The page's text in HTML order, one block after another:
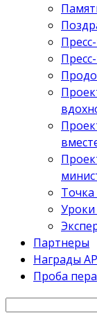
Точка
Партнеры
Награды
Проба пера